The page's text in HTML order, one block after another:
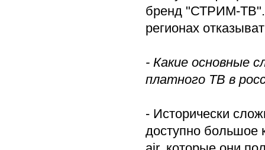
бренд "СТРИМ-ТВ".
регионах
- Какие основные
платного ТВ в
- Исторически
доступно большое